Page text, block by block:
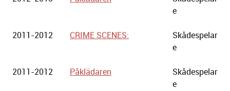
e
2011-2012 CRIME SCENES:
Skådespelar
e
2011-2012 Påklädaren
Skådespelar
e